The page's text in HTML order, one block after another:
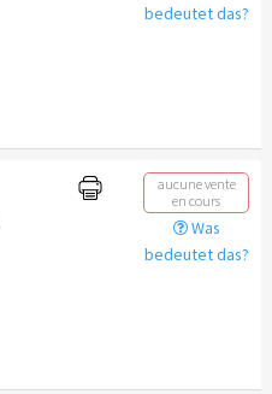
bedeutet das?
aucune vente
en cours
Was
bedeutet das?